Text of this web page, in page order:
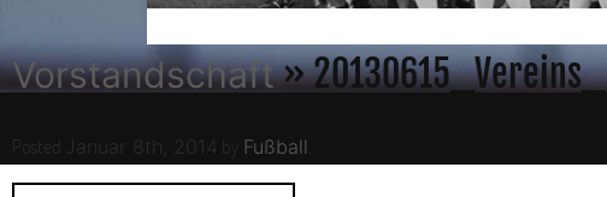
Vorstandschaft»
Posted Januar 8th, 2014 Fußball